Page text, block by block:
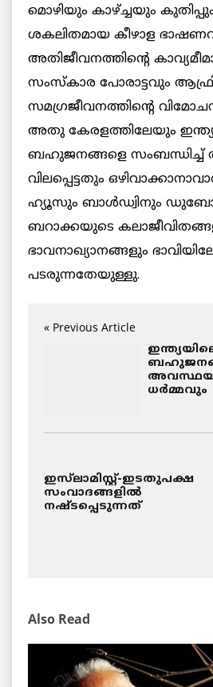
മൊഴിയും കാഴ്ച്ചയും
ശകലിതമായ കീഴാള
അതിജീവനത്തിന്റെ
സംസ്‌കാര പോരാട്ടവും
സമഗ്രജീവനത്തിന്റെ
അതു കേരളത്തിലേയും
ബഹുജനങ്ങളെ സംബന്ധിച്ച്
വിലപ്പെട്ടതും
ഹ്യൂസും ബാള്‍ഡ്വിനും
ബറാക്കയുടെ
ഭാവനാഖ്യാനങ്ങളും
പടരുന്നതേയുള്ളു.
« Previous Article
ധര്‍മ്മവും
ഇസ്‌ലാമിസ്റ്റ്-ഇടതുപക്ഷ
സംവാദങ്ങളില്‍
നഷ്ടപ്പെടുന്നത്
Also Read